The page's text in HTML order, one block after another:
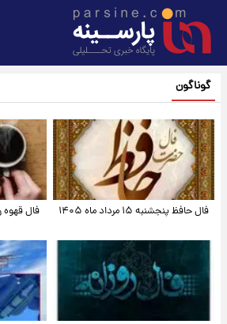
گوناگون
فال حافظ پنجشنبه ۱۵ مرداد ماه ۱۴۰۵